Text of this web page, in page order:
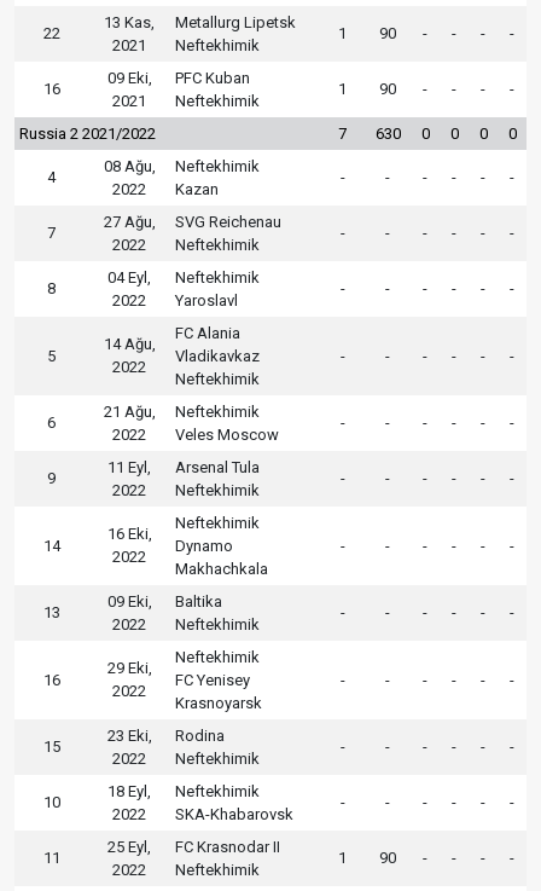
22
13 Kas,
2021
Metallurg Lipetsk
Neftekhimik
1 90 - - - -
16
09 Eki,
2021
PFC Kuban
Neftekhimik
1 90 - - - -
Russia 2 2021/2022 7 630 0 0 0 0
4
08 Ağu,
2022
Neftekhimik
Kazan
- - - - - -
7
27 Ağu,
2022
SVG Reichenau
Neftekhimik
- - - - - -
8
04 Eyl,
2022
Neftekhimik
Yaroslavl
- - - - - -
5
14 Ağu,
2022
FC Alania
Vladikavkaz
Neftekhimik
- - - - - -
6
21 Ağu,
2022
Neftekhimik
Veles Moscow
- - - - - -
9
11 Eyl,
2022
Arsenal Tula
Neftekhimik
- - - - - -
14
16 Eki,
2022
Neftekhimik
Dynamo
Makhachkala
- - - - - -
13
09 Eki,
2022
Baltika
Neftekhimik
- - - - - -
16
29 Eki,
2022
Neftekhimik
FC Yenisey
Krasnoyarsk
- - - - - -
15
23 Eki,
2022
Rodina
Neftekhimik
- - - - - -
10
18 Eyl,
2022
Neftekhimik
SKA-Khabarovsk
- - - - - -
11
25 Eyl,
2022
FC Krasnodar II
Neftekhimik
1 90 - - - -